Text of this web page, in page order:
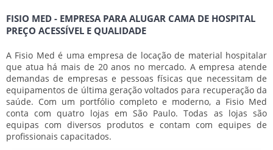
FISIO MED - EMPRESA PARA ALUGAR CAMA DE HOSPITAL
PREÇO ACESSÍVEL E QUALIDADE
A Fisio Med é uma empresa de locação de material hospitalar
que atua há mais de 20 anos no mercado. A empresa atende
demandas de empresas e pessoas físicas que necessitam de
equipamentos de última geração voltados para recuperação da
saúde. Com um portfólio completo e moderno, a Fisio Med
conta com quatro lojas em São Paulo. Todas as lojas são
equipas com diversos produtos e contam com equipes de
profissionais capacitados.